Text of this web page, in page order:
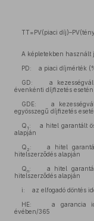
TT=PV(piaci
A képletekben használt
PD: a piaci díjmérték
GD: a
évenkénti díjfizetés esetén
GDE: a
egyösszegű díjfizetés
Q 1 : a hitel garantált
alapján
Q2 : a hitel garantált
hitelszerződés alapján
Qn: a hitel garantált
hitelszerződés alapján
i: az elfogadó döntés
HE: a garancia
évében/365